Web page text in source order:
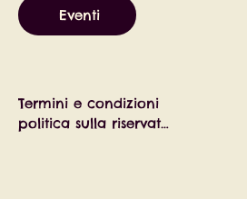
Termini e condizioni
politica sulla riservatezza
Eventi